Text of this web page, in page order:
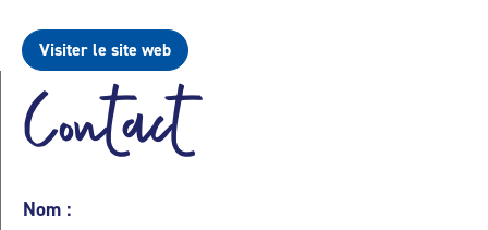
Visiter le site web
Contact
Nom :